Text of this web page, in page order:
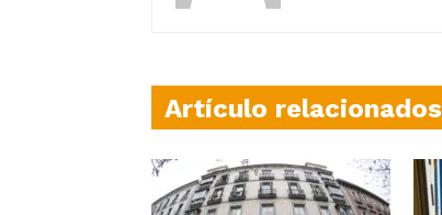
Artículo relacionados